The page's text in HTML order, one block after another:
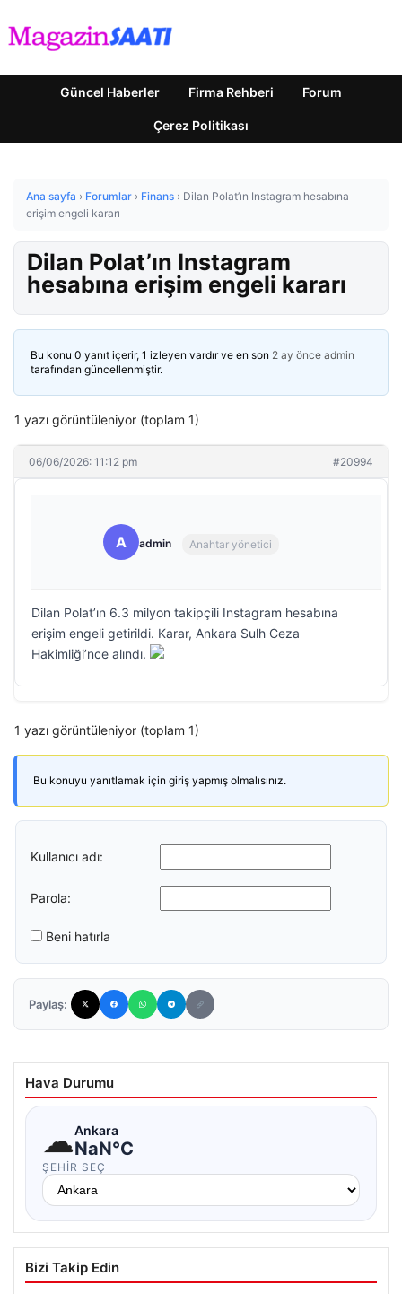
Güncel Haberler Firma Rehberi Forum
Çerez Politikası
Ana sayfa › Forumlar › Finans › Dilan Polat’ın Instagram hesabına
erişim engeli kararı
Dilan Polat’ın Instagram
hesabına erişim engeli kararı
Bu konu 0 yanıt içerir, 1 izleyen vardır ve en son 2 ay önce admin
tarafından güncellenmiştir.
1 yazı görüntüleniyor (toplam 1)
06/06/2026: 11:12 pm #20994
A admin Anahtar yönetici
Dilan Polat’ın 6.3 milyon takipçili Instagram hesabına
erişim engeli getirildi. Karar, Ankara Sulh Ceza
Hakimliği’nce alındı.
1 yazı görüntüleniyor (toplam 1)
Bu konuyu yanıtlamak için giriş yapmış olmalısınız.
Kullanıcı adı:
Parola:
Beni hatırla
Paylaş:
Hava Durumu
☁Ankara
NaN°C
ŞEHIR SEÇ
Bizi Takip Edin